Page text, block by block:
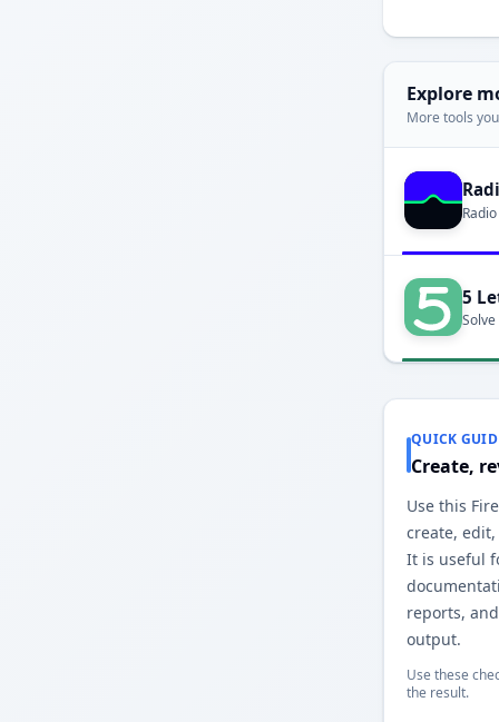
Explore
More tools
5
QUICK
Create,
Use this
create,
It is useful
reports,
output.
Use these
the result.